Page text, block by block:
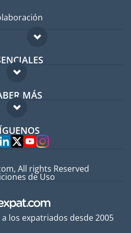
expatriados
expatriados
en el extranjero
MÁS
FAQ
Expertos
los expatriados desde 2005
All rights Reserved
de Uso